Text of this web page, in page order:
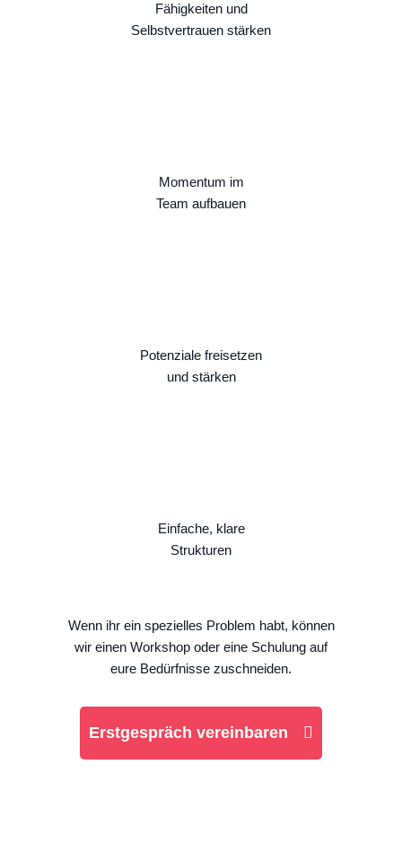
Fähigkeiten und
Selbstvertrauen stärken
Momentum im
Team aufbauen
Potenziale freisetzen
und stärken
Einfache, klare
Strukturen
Wenn ihr ein spezielles Problem habt, können
wir einen Workshop oder eine Schulung auf
eure Bedürfnisse zuschneiden.
Erstgespräch vereinbaren